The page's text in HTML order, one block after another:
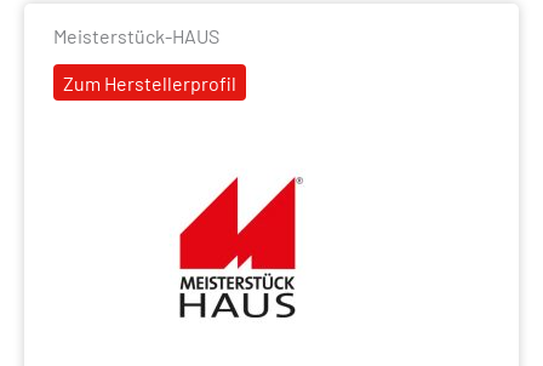
Meisterstück-HAUS
Zum Herstellerprofil